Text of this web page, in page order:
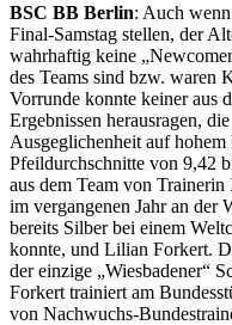
BSC BB Berlin: Auch
Final-Samstag stellen, der
wahrhaftig keine
des Teams sind bzw. waren
Vorrunde konnte keiner aus
Ergebnissen herausragen,
Ausgeglichenheit auf
Pfeildurchschnitte von 9,42
aus dem Team von
im vergangenen Jahr an
bereits Silber bei einem
konnte, und Lilian Forkert.
der einzige „Wiesbadener“
Forkert trainiert am
von Nachwuchs-